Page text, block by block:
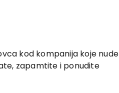
kod kompanija koje nude
zapamtite i ponudite